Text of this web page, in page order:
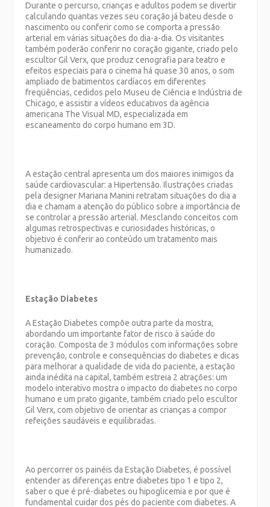
Durante o percurso, crianças e adultos podem se divertir
calculando quantas vezes seu coração já bateu desde o
nascimento ou conferir como se comporta a pressão
arterial em várias situações do dia-a-dia. Os visitantes
também poderão conferir no coração gigante, criado pelo
escultor Gil Verx, que produz cenografia para teatro e
efeitos especiais para o cinema há quase 30 anos, o som
ampliado de batimentos cardíacos em diferentes
freqüências, cedidos pelo Museu de Ciência e Indústria de
Chicago, e assistir a vídeos educativos da agência
americana The Visual MD, especializada em
escaneamento do corpo humano em 3D.
A estação central apresenta um dos maiores inimigos da
saúde cardiovascular: a Hipertensão. Ilustrações criadas
pela designer Mariana Manini retratam situações do dia a
dia e chamam a atenção do público sobre a importância de
se controlar a pressão arterial. Mesclando conceitos com
algumas retrospectivas e curiosidades históricas, o
objetivo é conferir ao conteúdo um tratamento mais
humanizado.
Estação Diabetes
A Estação Diabetes compõe outra parte da mostra,
abordando um importante fator de risco à saúde do
coração. Composta de 3 módulos com informações sobre
prevenção, controle e consequências do diabetes e dicas
para melhorar a qualidade de vida do paciente, a estação
ainda inédita na capital, também estreia 2 atrações: um
modelo interativo mostra o impacto do diabetes no corpo
humano e um prato gigante, também criado pelo escultor
Gil Verx, com objetivo de orientar as crianças a compor
refeições saudáveis e equilibradas.
Ao percorrer os painéis da Estação Diabetes, é possível
entender as diferenças entre diabetes tipo 1 e tipo 2,
saber o que é pré-diabetes ou hipoglicemia e por que é
fundamental cuidar dos pés do paciente com diabetes. A